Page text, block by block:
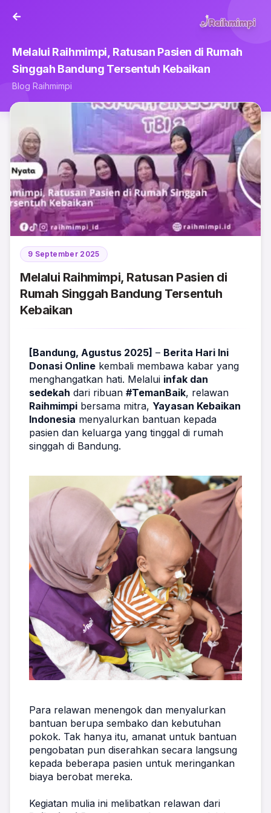
Melalui Raihmimpi, Ratusan Pasien di Rumah
Singgah Bandung Tersentuh Kebaikan
Blog Raihmimpi
9 September 2025
Melalui Raihmimpi, Ratusan Pasien di
Rumah Singgah Bandung Tersentuh
Kebaikan
[Bandung, Agustus 2025] – Berita Hari Ini
Donasi Online kembali membawa kabar yang
menghangatkan hati. Melalui infak dan
sedekah dari ribuan #TemanBaik
Raihmimpi bersama mitra, Yayasan Kebaikan
Indonesia menyalurkan bantuan kepada
pasien dan keluarga yang tinggal di rumah
singgah di Bandung.
Para relawan menengok dan menyalurkan
bantuan berupa sembako dan kebutuhan
pokok. Tak hanya itu, amanat untuk bantuan
pengobatan pun diserahkan secara langsung
kepada beberapa pasien untuk meringankan
biaya berobat mereka.